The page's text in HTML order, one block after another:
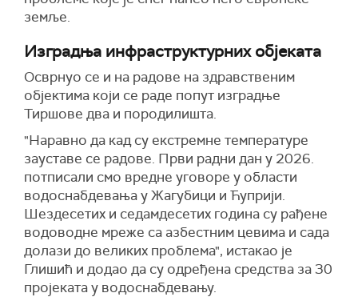
земље.
Изградња инфраструктурних објеката
Осврнуо се и на радове на здравственим
објектима који се раде попут изградње
Тиршове два и породилишта.
"Наравно да кад су екстремне температуре
зауставе се радове. Први радни дан у 2026.
потписали смо вредне уговоре у области
водоснабдевања у Жагубици и Ћуприји.
Шездесетих и седамдесетих година су рађене
водоводне мреже са азбестним цевима и сада
долази до великих проблема", истакао је
Глишић и додао да су одређена средства за 30
пројеката у водоснабдевању.